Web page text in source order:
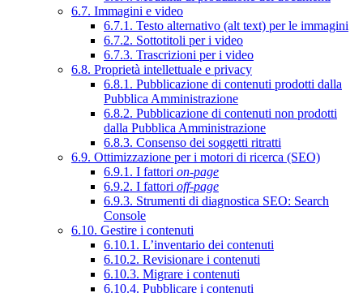
6.7. Immagini e video
6.7.1. Testo alternativo (alt text) per le immagini
6.7.2. Sottotitoli per i video
6.7.3. Trascrizioni per i video
6.8. Proprietà intellettuale e privacy
6.8.1. Pubblicazione di contenuti prodotti dalla
Pubblica Amministrazione
6.8.2. Pubblicazione di contenuti non prodotti
dalla Pubblica Amministrazione
6.8.3. Consenso dei soggetti ritratti
6.9. Ottimizzazione per i motori di ricerca (SEO)
6.9.1. I fattori on-page
6.9.2. I fattori off-page
6.9.3. Strumenti di diagnostica SEO: Search
Console
6.10. Gestire i contenuti
6.10.1. L’inventario dei contenuti
6.10.2. Revisionare i contenuti
6.10.3. Migrare i contenuti
6.10.4. Pubblicare i contenuti